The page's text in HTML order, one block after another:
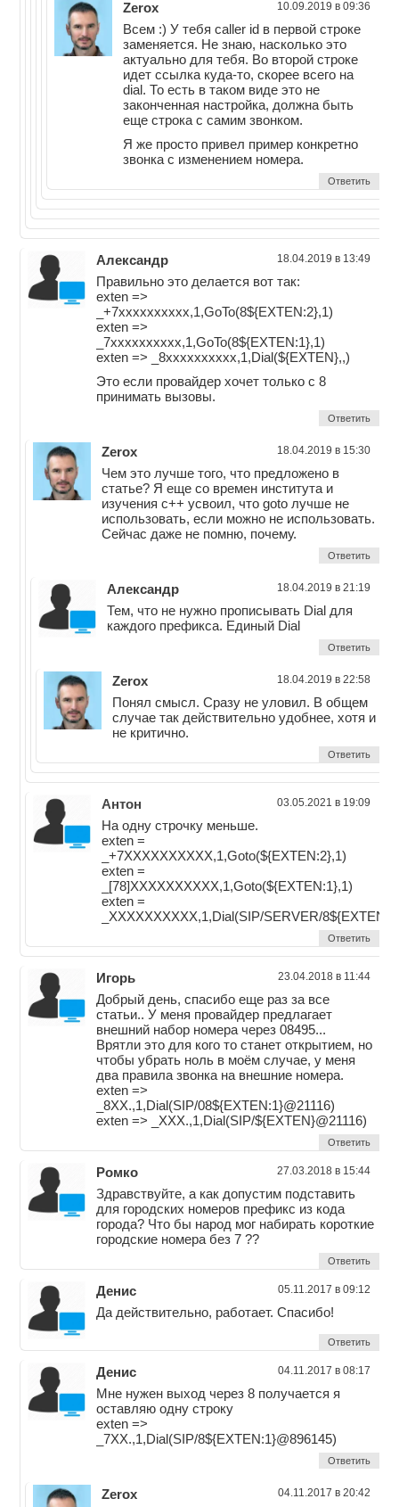
Zerox 10.09.2019 в 09:36
Всем :) У тебя caller id в первой строке
заменяется. Не знаю, насколько это
актуально для тебя. Во второй строке
идет ссылка куда-то, скорее всего на
dial. То есть в таком виде это не
законченная настройка, должна быть
еще строка с самим звонком.
Я же просто привел пример конкретно
звонка с изменением номера.
Ответить
Александр 18.04.2019 в 13:49
Правильно это делается вот так:
exten =>
_+7xxxxxxxxxx,1,GoTo(8${EXTEN:2},1)
exten =>
_7xxxxxxxxxx,1,GoTo(8${EXTEN:1},1)
exten => _8xxxxxxxxxx,1,Dial(${EXTEN},,)
Это если провайдер хочет только с 8
принимать вызовы.
Ответить
Zerox 18.04.2019 в 15:30
Чем это лучше того, что предложено в
статье? Я еще со времен института и
изучения c++ усвоил, что goto лучше не
использовать, если можно не использовать.
Сейчас даже не помню, почему.
Ответить
Александр 18.04.2019 в 21:19
Тем, что не нужно прописывать Dial для
каждого префикса. Единый Dial
Ответить
Zerox 18.04.2019 в 22:58
Понял смысл. Сразу не уловил. В общем
случае так действительно удобнее, хотя и
не критично.
Ответить
Антон 03.05.2021 в 19:09
На одну строчку меньше.
exten =
_+7XXXXXXXXXX,1,Goto(${EXTEN:2},1)
exten =
_[78]XXXXXXXXXX,1,Goto(${EXTEN:1},1)
exten =
_XXXXXXXXXX,1,Dial(SIP/SERVER/
Ответить
Игорь 23.04.2018 в 11:44
Добрый день, спасибо еще раз за все
статьи.. У меня провайдер предлагает
внешний набор номера через 08495...
Врятли это для кого то станет открытием, но
чтобы убрать ноль в моём случае, у меня
два правила звонка на внешние номера.
exten =>
_8XX.,1,Dial(SIP/08${EXTEN:1}@21116)
exten => _XXX.,1,Dial(SIP/${EXTEN}@21116)
Ответить
Ромко 27.03.2018 в 15:44
Здравствуйте, а как допустим подставить
для городских номеров префикс из кода
города? Что бы народ мог набирать короткие
городские номера без 7 ??
Ответить
Денис 05.11.2017 в 09:12
Да действительно, работает. Спасибо!
Ответить
Денис 04.11.2017 в 08:17
Мне нужен выход через 8 получается я
оставляю одну строку
exten =>
_7XX.,1,Dial(SIP/8${EXTEN:1}@896145)
Ответить
Zerox 04.11.2017 в 20:42